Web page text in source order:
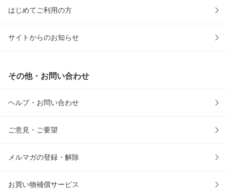
はじめてご利用の方
サイトからのお知らせ
その他・お問い合わせ
ヘルプ・お問い合わせ
ご意見・ご要望
メルマガの登録・解除
お買い物補償サービス